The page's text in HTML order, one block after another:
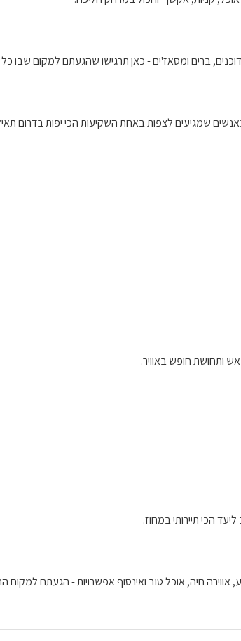
ברים ומסאז'ים - כאן תרגישו שהגעתם למקום שבו כל
שמגיעים לצפות באחת השקיעות הכי יפות בדרום
ותחושת חופש באוויר.
חיה, אוכל טוב ואינסוף אפשרויות - הגעתם למקום